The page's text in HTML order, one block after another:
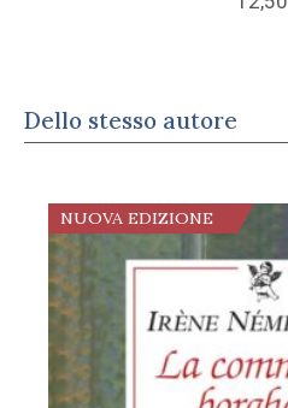
Dello stesso autore
NUOVA EDIZIONE